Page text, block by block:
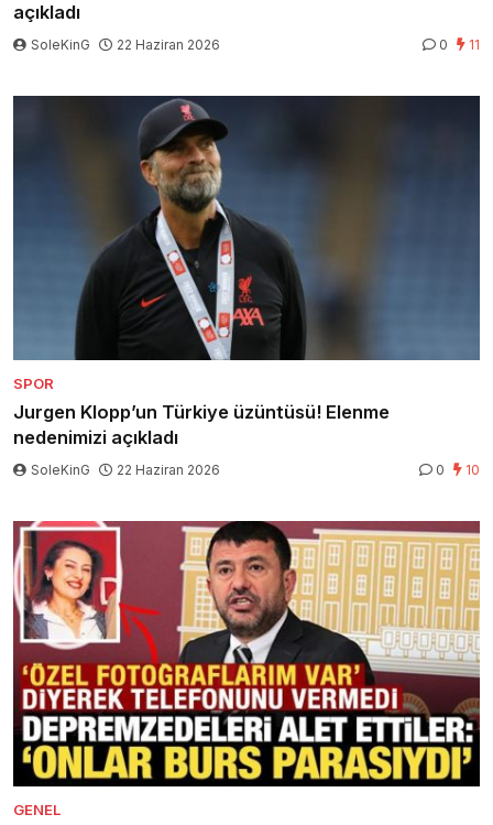
açıkladı
SoleKinG 22 Haziran 2026 0 11
SPOR
Jurgen Klopp’un Türkiye üzüntüsü! Elenme
nedenimizi açıkladı
SoleKinG 22 Haziran 2026 0 10
GENEL